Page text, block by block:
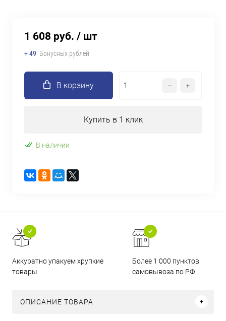
1 608 руб. / шт
+ 49 Бонусных рублей
В корзину
Купить в 1 клик
В наличии
Аккуратно упакуем хрупкие
товары
Более 1 000 пунктов
самовывоза по РФ
ОПИСАНИЕ ТОВАРА